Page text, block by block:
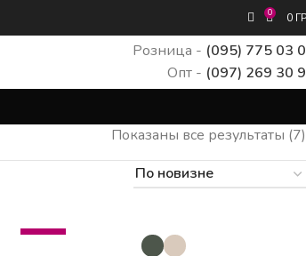
0 0
Розница - (095) 775 03
Опт - (097) 269 30
Показаны все результаты (7)
-44%